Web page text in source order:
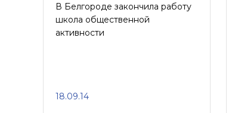
В Белгороде закончила работу
школа общественной
активности
18.09.14